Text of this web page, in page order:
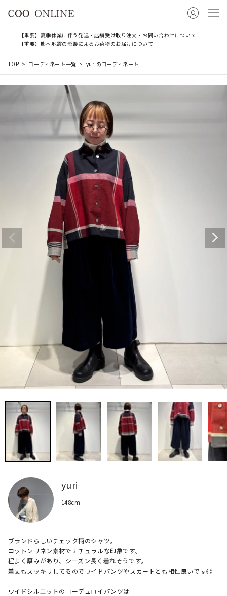
【重要】夏季休業に伴う発送・店舗受け取り注文・お問い合わせについて
【重要】熊本地震の影響によるお荷物のお届けについて
TOP コーディネート一覧 yuriのコーディネート
yuri
148cm
ブランドらしいチェック柄のシャツ。
コットンリネン素材でナチュラルな印象です。
程よく厚みがあり、シーズン長く着れそうです。
着丈もスッキリしてるのでワイドパンツやスカートとも相性良いです◎
ワイドシルエットのコーデュロイパンツは